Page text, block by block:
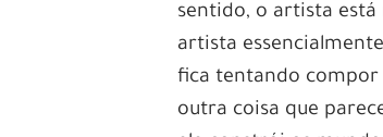
sentido, o artista
artista
fica tentando compor
outra coisa que